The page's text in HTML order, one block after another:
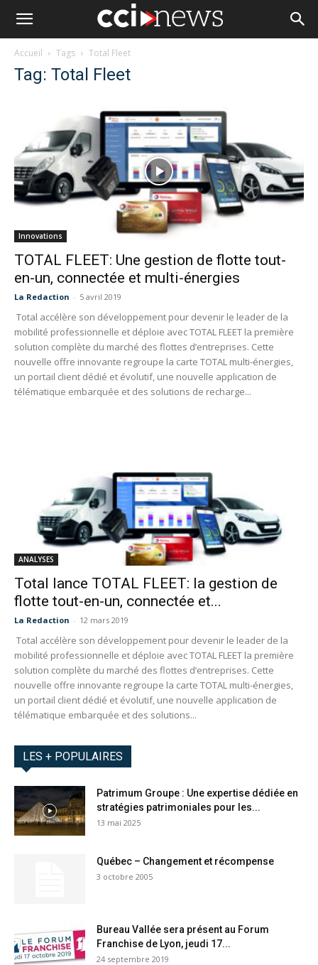
Accueil Tags Total Fleet
Tag: Total Fleet
Innovations
TOTAL FLEET: Une gestion de flotte tout-
en-un, connectée et multi-énergies
La Redaction - 5 avril 2019
Total accélère son développement pour devenir le leader de la
mobilité professionnelle et déploie avec TOTAL FLEET la première
solution complète du marché des flottes d’entreprises. Cette
nouvelle offre innovante regroupe la carte TOTAL multi-énergies,
un portail client dédié et évolutif, une nouvelle application de
télématique embarquée et des solutions de recharge...
ANALYSES
Total lance TOTAL FLEET: la gestion de
flotte tout-en-un, connectée et...
La Redaction - 12 mars 2019
Total accélère son développement pour devenir le leader de la
mobilité professionnelle et déploie avec TOTAL FLEET la première
solution complète du marché des flottes d’entreprises. Cette
nouvelle offre innovante regroupe la carte TOTAL multi-énergies,
un portail client dédié et évolutif, une nouvelle application de
télématique embarquée et des solutions...
LES + POPULAIRES
Patrimum Groupe : Une expertise dédiée en
stratégies patrimoniales pour les...
13 mai 2025
Québec – Changement et récompense
3 octobre 2005
Bureau Vallée sera présent au Forum
Franchise de Lyon, jeudi 17...
24 septembre 2019